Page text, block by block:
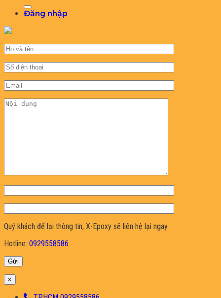
Đăng nhập
Quý khách để lại thông tin, X-Epoxy sẽ liên hệ lại ngay
Hotline: 0929558586
×